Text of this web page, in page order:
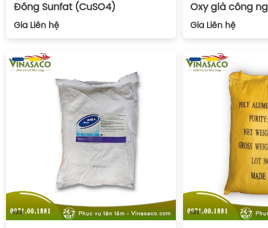
Đồng Sunfat (CuSO4)
Giá Liên hệ
Oxy già công
Giá Liên hệ